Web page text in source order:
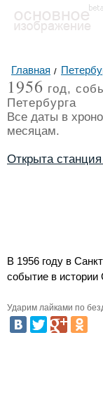
Главная
1956 год,
Петербурга
Все даты в
месяцам.
Открыта
В 1956 году в
событие в
Ударим лайками по